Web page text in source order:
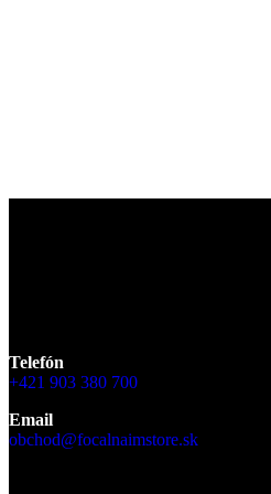
Telefón
+421 903 380 700
Email
obchod@focalnaimstore.sk